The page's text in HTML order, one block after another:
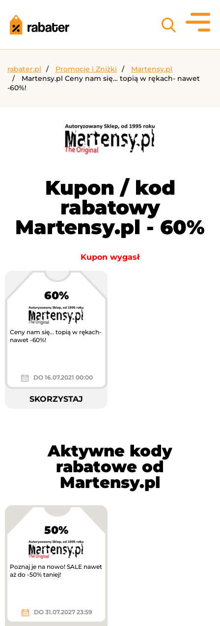
rabater.pl Promocje i Zniżki
Martensy.pl
Martensy.pl Ceny nam się… topią w rękach- nawet
-60%!
Kupon / kod
rabatowy
Martensy.pl - 60%
Kupon wygasł
60%
Ceny nam się... topią w rękach-
nawet -60%!
DO 16.07.2021 00:00
SKORZYSTAJ
Aktywne kody
rabatowe od
Martensy.pl
50%
Poznaj je na nowo! SALE nawet
aż do -50% taniej!
DO 31.07.2027 23:59